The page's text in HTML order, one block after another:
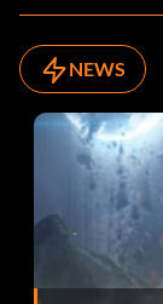
NEWS